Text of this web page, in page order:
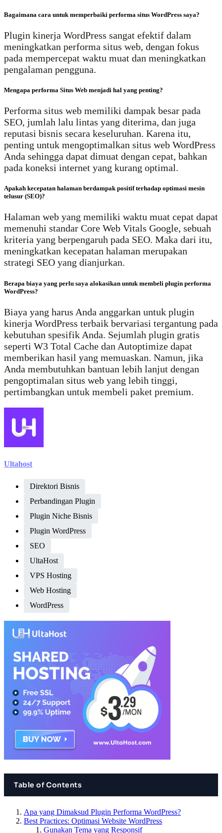
Bagaimana cara untuk memperbaiki performa situs WordPress saya?
Plugin kinerja WordPress sangat efektif dalam
meningkatkan performa situs web, dengan fokus
pada mempercepat waktu muat dan meningkatkan
pengalaman pengguna.
Mengapa performa Situs Web menjadi hal yang penting?
Performa situs web memiliki dampak besar pada
SEO, jumlah lalu lintas yang diterima, dan juga
reputasi bisnis secara keseluruhan. Karena itu,
penting untuk mengoptimalkan situs web WordPress
Anda sehingga dapat dimuat dengan cepat, bahkan
pada koneksi internet yang kurang optimal.
Apakah kecepatan halaman berdampak positif terhadap optimasi mesin
telusur (SEO)?
Halaman web yang memiliki waktu muat cepat dapat
memenuhi standar Core Web Vitals Google, sebuah
kriteria yang berpengaruh pada SEO. Maka dari itu,
meningkatkan kecepatan halaman merupakan
strategi SEO yang dianjurkan.
Berapa biaya yang perlu saya alokasikan untuk membeli plugin performa
WordPress?
Biaya yang harus Anda anggarkan untuk plugin
kinerja WordPress terbaik bervariasi tergantung pada
kebutuhan spesifik Anda. Sejumlah plugin gratis
seperti W3 Total Cache dan Autoptimize dapat
memberikan hasil yang memuaskan. Namun, jika
Anda membutuhkan bantuan lebih lanjut dengan
pengoptimalan situs web yang lebih tinggi,
pertimbangkan untuk membeli paket premium.
Ultahost
Direktori Bisnis
Perbandingan Plugin
Plugin Niche Bisnis
Plugin WordPress
SEO
UltaHost
VPS Hosting
Web Hosting
WordPress
Table of Contents
Apa yang Dimaksud Plugin Performa WordPress?
Best Practices: Optimasi Website WordPress
Gunakan Tema yang Responsif